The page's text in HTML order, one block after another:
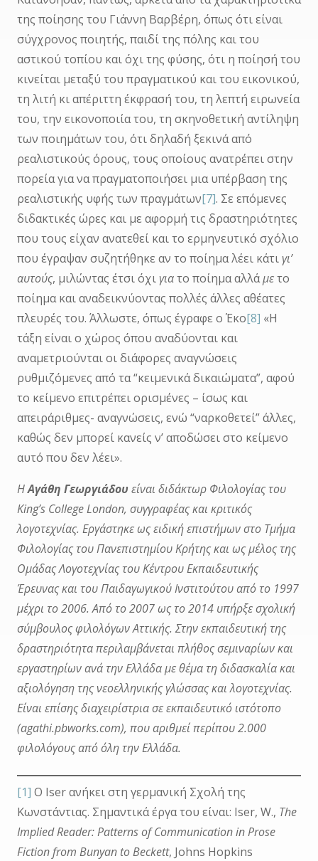
της ποίησης του Γιάννη Βαρβέρη, όπως ότι είναι
σύγχρονος ποιητής, παιδί της πόλης και του
αστικού τοπίου και όχι της φύσης, ότι η ποίησή του
κινείται μεταξύ του πραγματικού και του εικονικού,
τη λιτή κι απέριττη έκφρασή του, τη λεπτή ειρωνεία
του, την εικονοποιία του, τη σκηνοθετική αντίληψη
των ποιημάτων του, ότι δηλαδή ξεκινά από
ρεαλιστικούς όρους, τους οποίους ανατρέπει στην
πορεία για να πραγματοποιήσει μια υπέρβαση της
ρεαλιστικής υφής των πραγμάτων[7]. Σε επόμενες
διδακτικές ώρες και με αφορμή τις δραστηριότητες
που τους είχαν ανατεθεί και το ερμηνευτικό σχόλιο
που έγραψαν συζητήθηκε αν το ποίημα λέει κάτιγι’
αυτούς, μιλώντας έτσι όχιγιατο ποίημα αλλάμετο
ποίημα και αναδεικνύοντας πολλές άλλες αθέατες
πλευρές του. Άλλωστε, όπως έγραφε ο Έκο[8] «Η
τάξη είναι ο χώρος όπου αναδύονται και
αναμετριούνται οι διάφορες αναγνώσεις
ρυθμιζόμενες από τα “κειμενικά δικαιώματα”, αφού
το κείμενο επιτρέπει ορισμένες – ίσως και
απειράριθμες- αναγνώσεις, ενώ “ναρκοθετεί” άλλες,
καθώς δεν μπορεί κανείς ν’ αποδώσει στο κείμενο
αυτό που δεν λέει».
ΗΑγάθη Γεωργιάδου είναι διδάκτωρ Φιλολογίας του
King’s College London, συγγραφέας και κριτικός
λογοτεχνίας. Εργάστηκε ως ειδική επιστήμων στο Τμήμα
Φιλολογίας του Πανεπιστημίου Κρήτης και ως μέλος της
Ομάδας Λογοτεχνίας του Κέντρου Εκπαιδευτικής
Έρευνας και του Παιδαγωγικού Ινστιτούτου από το 1997
μέχρι το 2006. Από το 2007 ως το 2014 υπήρξε σχολική
σύμβουλος φιλολόγων Αττικής. Στην εκπαιδευτική της
δραστηριότητα περιλαμβάνεται πλήθος σεμιναρίων και
εργαστηρίων ανά την Ελλάδα με θέμα τη διδασκαλία και
αξιολόγηση της νεοελληνικής γλώσσας και λογοτεχνίας.
Είναι επίσης διαχειρίστρια σε εκπαιδευτικό ιστότοπο
(agathi.pbworks.com), που αριθμεί περίπου 2.000
φιλολόγους από όλη την Ελλάδα.
[1] Ο Iser ανήκει στη γερμανική Σχολή της
Κωνστάντιας. Σημαντικά έργα του είναι: Iser, W., The
Implied Reader: Patterns of Communication in Prose
Fiction from Bunyan toBeckett, Johns Hopkins